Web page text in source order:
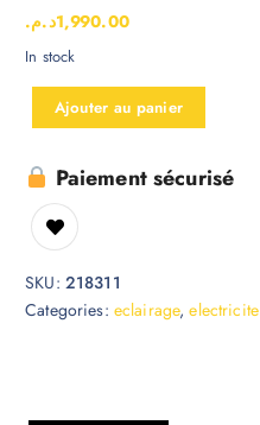
1,990.00د.م.
In stock
Ajouter au panier
Paiement sécurisé
SKU: 218311
Categories: eclairage,electricite